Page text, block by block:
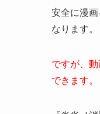
安全に漫
なります。
ですが、
できます。